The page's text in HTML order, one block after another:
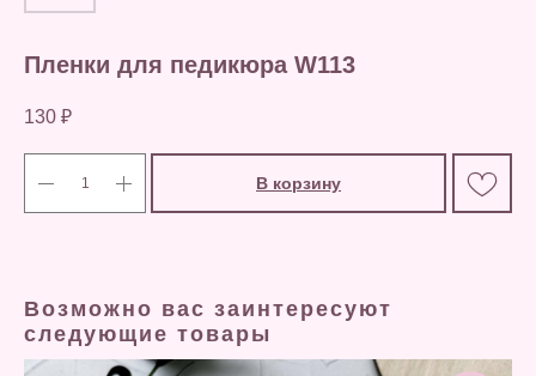
Пленки для педикюра W113
130 ₽
В корзину
Возможно вас заинтересуют
следующие товары